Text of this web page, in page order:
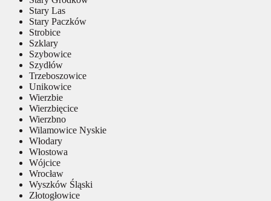
Stary Las
Stary Paczków
Strobice
Szklary
Szybowice
Szydłów
Trzeboszowice
Unikowice
Wierzbie
Wierzbięcice
Wierzbno
Wilamowice Nyskie
Włodary
Włostowa
Wójcice
Wrocław
Wyszków Śląski
Złotogłowice